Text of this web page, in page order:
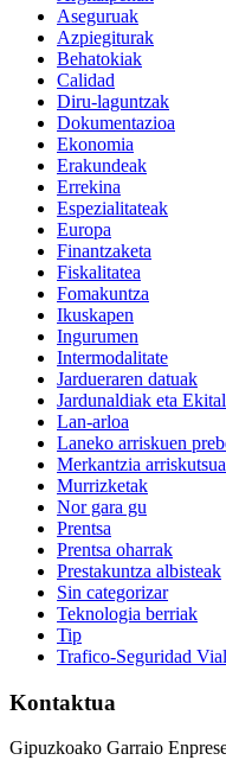
Aseguruak
Azpiegiturak
Behatokiak
Calidad
Diru-laguntzak
Dokumentazioa
Ekonomia
Erakundeak
Errekina
Espezialitateak
Europa
Finantzaketa
Fiskalitatea
Fomakuntza
Ikuskapen
Ingurumen
Intermodalitate
Jardueraren datuak
Jardunaldiak eta
Lan-arloa
Laneko arriskuen
Merkantzia
Murrizketak
Nor gara gu
Prentsa
Prentsa oharrak
Prestakuntza albisteak
Sin categorizar
Teknologia berriak
Tip
Trafico-Seguridad Vial
Kontaktua
Gipuzkoako Garraio